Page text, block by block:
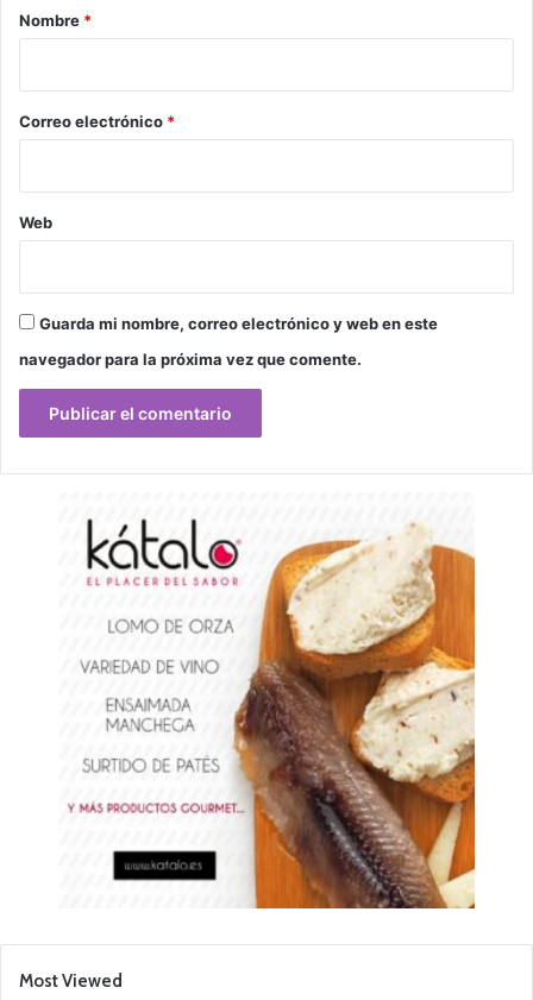
r
*
Nombre *
Correo electrónico *
Web
Guarda mi nombre, correo electrónico y web en este
navegador para la próxima vez que comente.
Most Viewed